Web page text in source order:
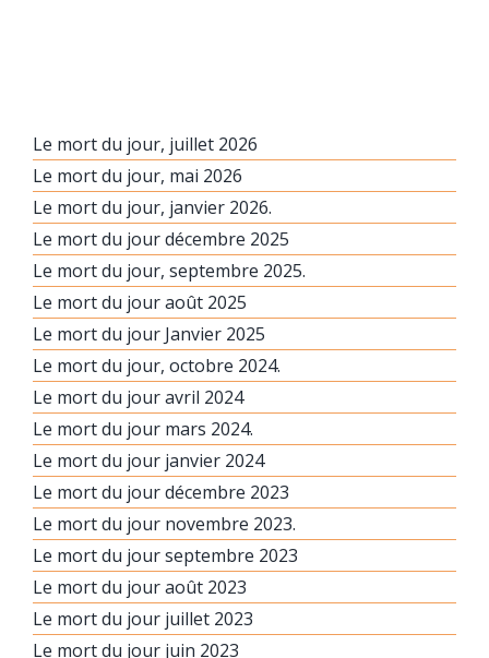
Le mort du jour, juillet 2026
Le mort du jour, mai 2026
Le mort du jour, janvier 2026.
Le mort du jour décembre 2025
Le mort du jour, septembre 2025.
Le mort du jour août 2025
Le mort du jour Janvier 2025
Le mort du jour, octobre 2024.
Le mort du jour avril 2024
Le mort du jour mars 2024.
Le mort du jour janvier 2024
Le mort du jour décembre 2023
Le mort du jour novembre 2023.
Le mort du jour septembre 2023
Le mort du jour août 2023
Le mort du jour juillet 2023
Le mort du jour juin 2023